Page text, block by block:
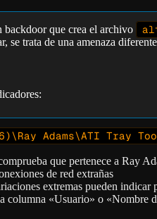
backdoor que crea el archivo
se trata de una amenaza
Adams\ATI Tray
que pertenece a Ray
de red extrañas
extremas pueden indicar
columna «Usuario» o